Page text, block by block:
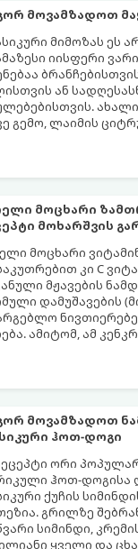
ფორმა
დაიშალოს.
დრო: 20
ჩალბობის დრო:
დრო: 10–15 წუთი
(4–6 პორცია)
მოვამზადოთ
მიმოზას ეს
იისფერი
ან
გემო, ლაიმის
დახვეწილ და
მომზადებას
მოცხარი
მოხარშვის
მოცხარი
კი C
მჟავების
დამუშავების
ამიტომ, ამ
- მოხარშვის
კაშკაშა
მოვამზადოთ
ჰოთ-დოგი
ორი
ჰოთ-დოგისა
ქუჩის
გრილზე
სიმინდი,
ყველი და